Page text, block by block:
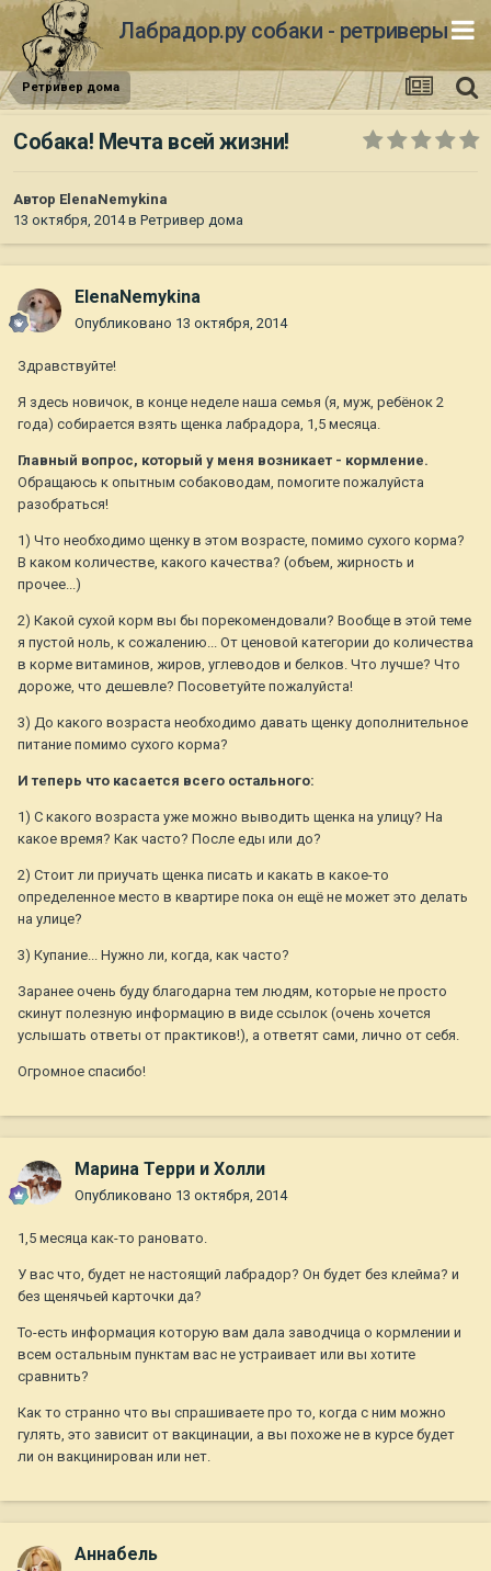
Лабрадор.ру собаки - ретриверы
Ретривер дома
Собака! Мечта всей жизни!
Автор ElenaNemykina
13 октября, 2014в Ретривер дома
ElenaNemykina
Опубликовано 13 октября, 2014
Здравствуйте!
Я здесь новичок, в конце неделе наша семья (я, муж, ребёнок 2
года) собирается взять щенка лабрадора, 1,5 месяца.
Главный вопрос, который у меня возникает - кормление.
Обращаюсь к опытным собаководам, помогите пожалуйста
разобраться!
1) Что необходимо щенку в этом возрасте, помимо сухого корма?
В каком количестве, какого качества? (объем, жирность и
прочее...)
2) Какой сухой корм вы бы порекомендовали? Вообще в этой теме
я пустой ноль, к сожалению... От ценовой категории до количества
в корме витаминов, жиров, углеводов и белков. Что лучше? Что
дороже, что дешевле? Посоветуйте пожалуйста!
3) До какого возраста необходимо давать щенку дополнительное
питание помимо сухого корма?
И теперь что касается всего остального:
1) С какого возраста уже можно выводить щенка на улицу? На
какое время? Как часто? После еды или до?
2) Стоит ли приучать щенка писать и какать в какое-то
определенное место в квартире пока он ещё не может это делать
на улице?
3) Купание... Нужно ли, когда, как часто?
Заранее очень буду благодарна тем людям, которые не просто
скинут полезную информацию в виде ссылок (очень хочется
услышать ответы от практиков!), а ответят сами, лично от себя.
Огромное спасибо!
Марина Терри и Холли
Опубликовано 13 октября, 2014
1,5 месяца как-то рановато.
У вас что, будет не настоящий лабрадор? Он будет без клейма? и
без щенячьей карточки да?
То-есть информация которую вам дала заводчица о кормлении и
всем остальным пунктам вас не устраивает или вы хотите
сравнить?
Как то странно что вы спрашиваете про то, когда с ним можно
гулять, это зависит от вакцинации, а вы похоже не в курсе будет
ли он вакцинирован или нет.
Aннaбель